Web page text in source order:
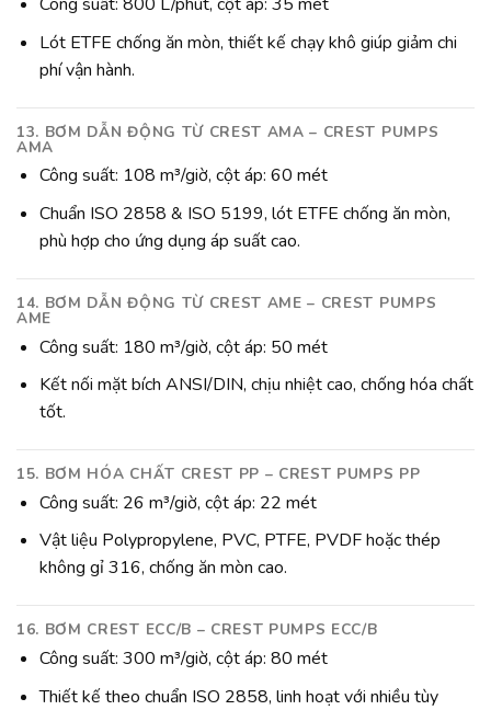
Lót ETFE chống ăn mòn, thiết kế chạy khô giúp giảm chi
phí vận hành.
13. BƠM DẪN ĐỘNG TỪ CREST AMA – CREST PUMPS
AMA
Công suất: 108 m³/giờ, cột áp: 60 mét
Chuẩn ISO 2858 & ISO 5199, lót ETFE chống ăn mòn,
phù hợp cho ứng dụng áp suất cao.
14. BƠM DẪN ĐỘNG TỪ CREST AME – CREST PUMPS
AME
Công suất: 180 m³/giờ, cột áp: 50 mét
Kết nối mặt bích ANSI/DIN, chịu nhiệt cao, chống hóa chất
tốt.
15. BƠM HÓA CHẤT CREST PP – CREST PUMPS PP
Công suất: 26 m³/giờ, cột áp: 22 mét
Vật liệu Polypropylene, PVC, PTFE, PVDF hoặc thép
không gỉ 316, chống ăn mòn cao.
16. BƠM CREST ECC/B – CREST PUMPS ECC/B
Công suất: 300 m³/giờ, cột áp: 80 mét
Thiết kế theo chuẩn ISO 2858, linh hoạt với nhiều tùy